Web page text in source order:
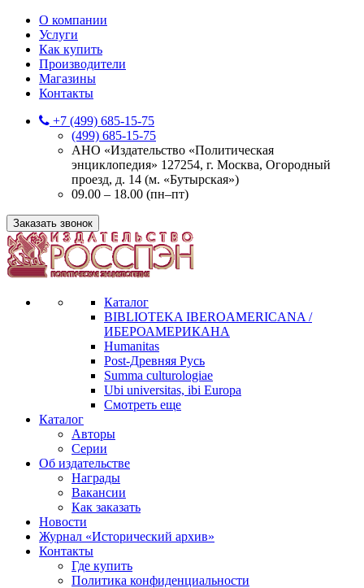
О компании
Услуги
Как купить
Производители
Магазины
Контакты
+7 (499) 685-15-75
(499) 685-15-75
АНО «Издательство «Политическая
энциклопедия» 127254, г. Москва, Огородный
проезд, д. 14 (м. «Бутырская»)
09.00 – 18.00 (пн–пт)
Заказать звонок
Каталог
BIBLIOTEKA IBEROAMERICANA /
ИБЕРОАМЕРИКАНА
Humanitas
Post-Древняя Русь
Summa culturologiae
Ubi universitas, ibi Europa
Смотреть еще
Каталог
Авторы
Серии
Об издательстве
Награды
Вакансии
Как заказать
Новости
Журнал «Исторический архив»‎
Контакты
Где купить
Политика конфиденциальности